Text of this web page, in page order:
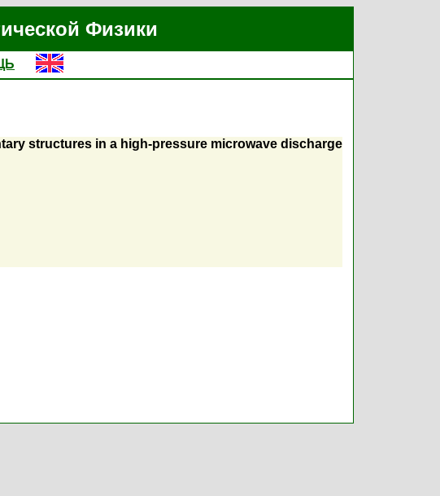
Физики
structures in a high-pressure microwave discharge